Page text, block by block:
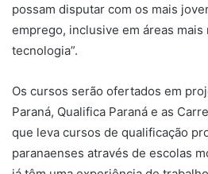
possam disputar com os mais
emprego, inclusive em áreas mais
tecnologia”.
Os cursos serão ofertados em
Paraná, Qualifica Paraná e as
que leva cursos de qualificação
paranaenses através de escolas